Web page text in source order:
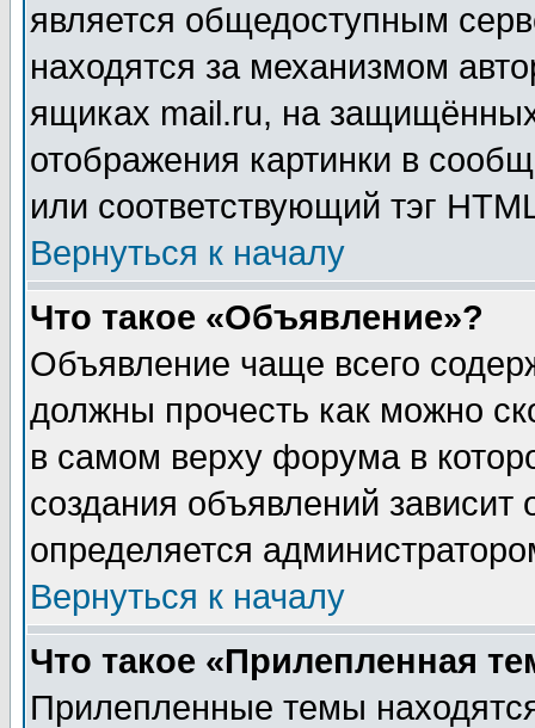
является общедоступным
находятся за механизмом
ящиках mail.ru, на
отображения картинки в
или соответствующий тэг
Вернуться к началу
Что такое «Объявление»?
Объявление чаще всего
должны прочесть как можно
в самом верху форума в
создания объявлений зависит
определяется
Вернуться к началу
Что такое «Прилепленная
Прилепленные темы